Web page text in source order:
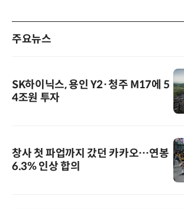
주요뉴스
SK하이닉스, 용인 Y2·청주 M17에 5
4조원 투자
창사 첫 파업까지 갔던 카카오…연봉
6.3% 인상 합의